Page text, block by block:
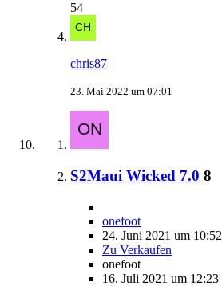
54
chris87
23. Mai 2022 um 07:01
S2Maui Wicked 7.0 8
onefoot
24. Juni 2021 um 10:52
Zu Verkaufen
onefoot
16. Juli 2021 um 12:23